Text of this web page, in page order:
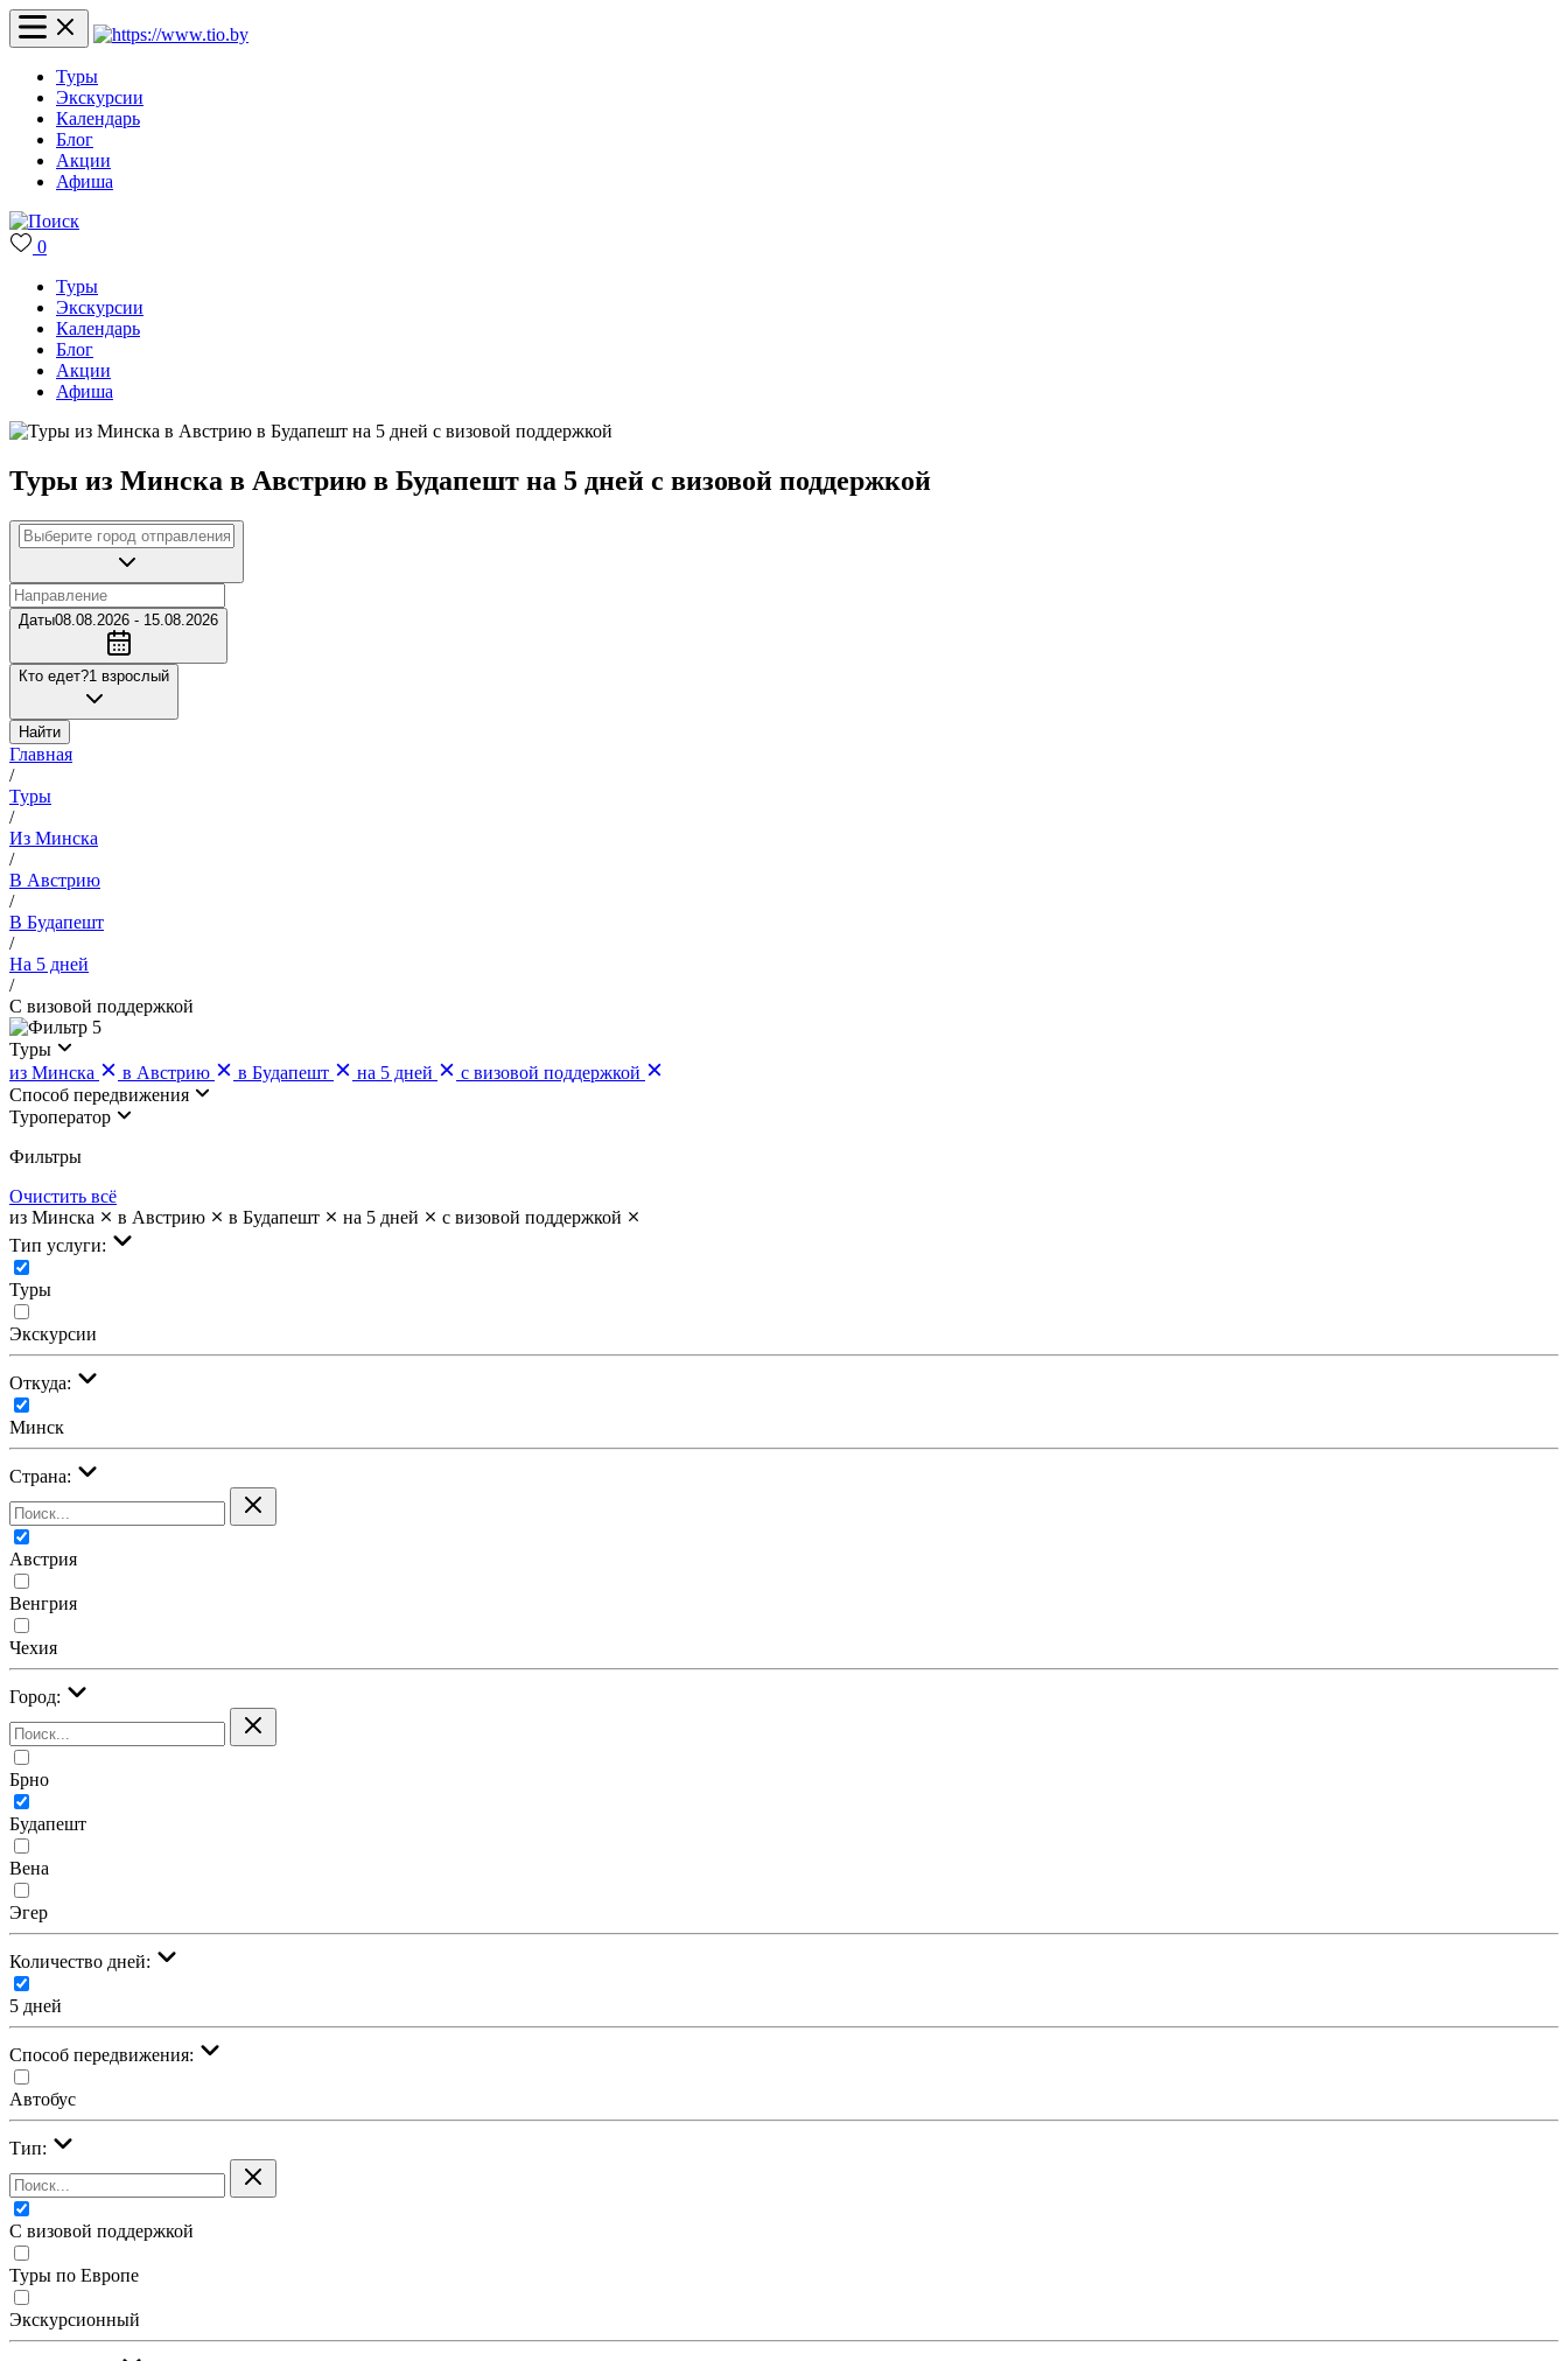
Туры
Экскурсии
Календарь
Блог
Акции
Афиша
0
Туры
Экскурсии
Календарь
Блог
Акции
Афиша
Туры из Минска в Австрию в Будапешт на 5 дней с визовой поддержкой
Даты08.08.2026 - 15.08.2026
Кто едет?1 взрослый
Найти
Главная
/
Туры
/
Из Минска
/
В Австрию
/
В Будапешт
/
На 5 дней
/
С визовой поддержкой
5
Туры
из Минска
в Австрию в Будапешт на 5 дней
с визовой поддержкой
Cпособ передвижения
Туроператор
Фильтры
Очистить всё
из Минска
в Австрию в Будапешт на 5 дней
с визовой поддержкой
Тип услуги:
Туры
Экскурсии
Откуда:
Минск
Страна:
Австрия
Венгрия
Чехия
Город:
Брно
Будапешт
Вена
Эгер
Количество дней:
5 дней
Cпособ передвижения:
Автобус
Тип:
С визовой поддержкой
Туры по Европе
Экскурсионный